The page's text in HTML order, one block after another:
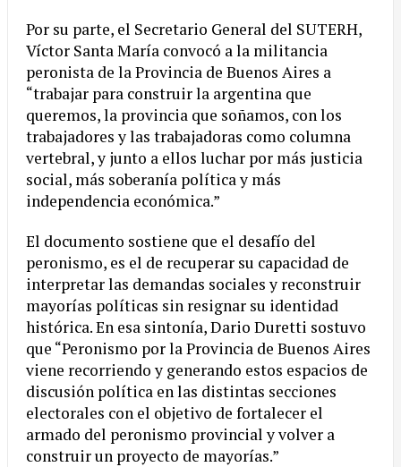
Por su parte, el Secretario General del SUTERH,
Víctor Santa María convocó a la militancia
peronista de la Provincia de Buenos Aires a
“trabajar para construir la argentina que
queremos, la provincia que soñamos, con los
trabajadores y las trabajadoras como columna
vertebral, y junto a ellos luchar por más justicia
social, más soberanía política y más
independencia económica.”
El documento sostiene que el desafío del
peronismo, es el de recuperar su capacidad de
interpretar las demandas sociales y reconstruir
mayorías políticas sin resignar su identidad
histórica. En esa sintonía, Dario Duretti sostuvo
que “Peronismo por la Provincia de Buenos Aires
viene recorriendo y generando estos espacios de
discusión política en las distintas secciones
electorales con el objetivo de fortalecer el
armado del peronismo provincial y volver a
construir un proyecto de mayorías.”